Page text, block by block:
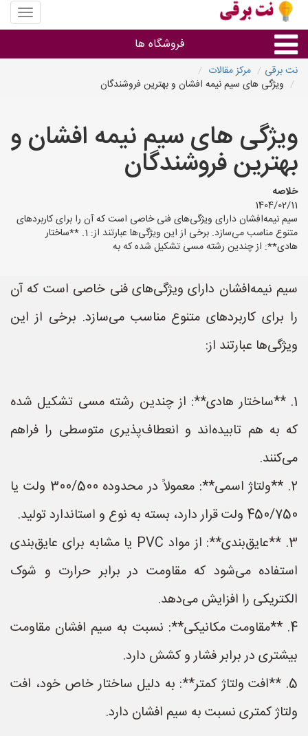
منوی
سایت
برقی
فروشگاه ها
روشنایی و نورپردازی
سایر گروه ها
فروشنده های لوازم برقی
نت برقی
مرکز مقالات
ویژگی های سیم نیمه افشان و بهترین فروشندگان
ویژگی های سیم نیمه افشان و
بهترین فروشندگان
خلاصه
1404/02/11
سیم نیمه‌افشان دارای ویژگی‌های فنی خاصی است که آن را برای کاربردهای
متنوع مناسب می‌سازد. برخی از این ویژگی‌ها عبارتند از: 1. **ساختار
هادی**: از چندین رشته مسی تشکیل شده که به
سیم نیمه‌افشان دارای ویژگی‌های فنی خاصی است که آن
را برای کاربردهای متنوع مناسب می‌سازد. برخی از این
ویژگی‌ها عبارتند از:
1. **ساختار هادی**: از چندین رشته مسی تشکیل شده
که به هم تابیده‌اند و انعطاف‌پذیری متوسطی را فراهم
می‌کنند.
2. **ولتاژ اسمی**: معمولاً در محدوده 300/500 ولت یا
450/750 ولت قرار دارد، بسته به نوع و استاندارد تولید.
3. **عایق‌بندی**: از مواد PVC یا مشابه برای عایق‌بندی
استفاده می‌شود که مقاومت در برابر حرارت و شوک
الکتریکی را افزایش می‌دهد.
4. **مقاومت مکانیکی**: نسبت به سیم افشان مقاومت
بیشتری در برابر فشار و کشش دارد.
5. **افت ولتاژ کمتر**: به دلیل ساختار خاص خود، افت
ولتاژ کمتری نسبت به سیم افشان دارد.